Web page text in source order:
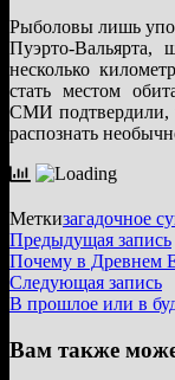
Рыболовы лишь
Пуэрто-Вальярта,
несколько
стать местом
СМИ подтвердили,
распознать
Меткизагадочное
Навигация
по
записям
Предыдущая запись
Почему в Древнем
Следующая запись
В прошлое или в
Вам также